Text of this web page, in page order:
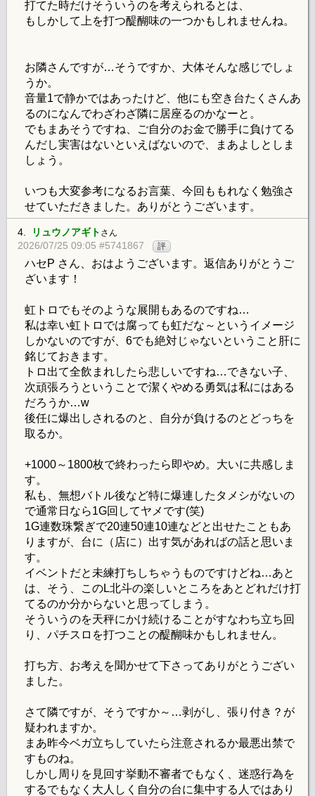
打てた時だけそういうのを考えられるとは、
もしかして上を打つ醍醐味の一つかもしれませんね。
お隣さんですが…そうですか、大体そんな感じでしょ
うか。
音量1で静かではあったけど、他にも空き台たくさんあ
るのになんでわざわざ隣に居座るのかなーと。
でもまあそうですね、ご自分のお金で勝手に負けてる
んだし実害はないといえばないので、まあよしとしま
しょう。
いつも大変参考になるお言葉、今回ももれなく勉強さ
せていただきました。ありがとうございます。
4. リュウノアギト さん
2026/07/25 09:05 #5741867 評
ハセP さん、おはようございます。返信ありがとうご
ざいます！
虹トロでもそのような展開もあるのですね…
私は幸い虹トロでは腐っても虹だな～というイメージ
しかないのですが、6でも絶対じゃないということ肝に
銘じておきます。
トロ出て全飲まれしたら悲しいですね…できない子、
次頑張ろうということで潔くやめる勇気は私にはある
だろうか…w
後任に爆出しされるのと、自分が負けるのとどっちを
取るか。
+1000～1800枚で終わったら即やめ。大いに共感しま
す。
私も、無想バトル後など特に爆連したタメシがないの
で通常日なら1G回してヤメです(笑)
1G連数珠繋ぎで20連50連10連などと出せたこともあ
りますが、台に（店に）出す気があればの話と思いま
す。
イベントだと未練打ちしちゃうものですけどね…あと
は、そう、このL北斗の楽しいところをあとどれだけ打
てるのか分からないと思ってしまう。
そういうのを天秤にかけ続けることがすなわち立ち回
り、パチスロを打つことの醍醐味かもしれません。
打ち方、お考えを聞かせて下さってありがとうござい
ました。
さて隣ですが、そうですか～…剥がし、張り付き？が
疑われますか。
まあ昨今ベガ立ちしていたら注意されるか最悪出禁で
すものね。
しかし周りを見回す挙動不審者でもなく、迷惑行為を
するでもなく大人しく自分の台に集中する人ではあり